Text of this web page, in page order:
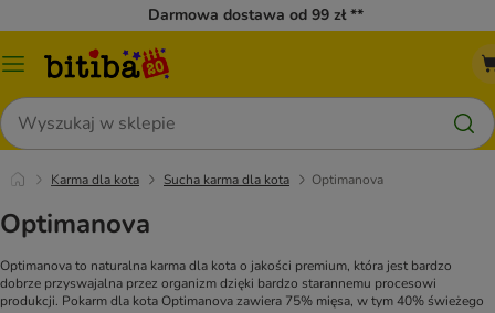
Darmowa dostawa od 99 zł **
Menu
Szukaj
Karma dla kota Sucha karma dla kota Optimanova
Optimanova
Optimanova to naturalna karma dla kota o jakości premium, która jest bardzo
dobrze przyswajalna przez organizm dzięki bardzo starannemu procesowi
produkcji. Pokarm dla kota Optimanova zawiera 75% mięsa, w tym 40% świeżego